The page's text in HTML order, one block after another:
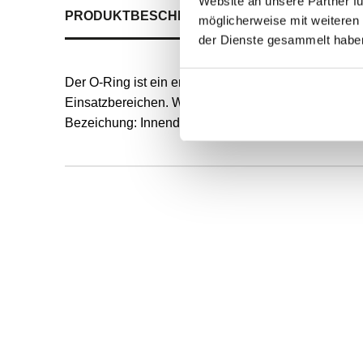
möglicherweise mit
der Dienste gesammelt
PRODUKTBESCHREIBUNGALLE
Der O-Ring ist ein endlos formvulkanisierter,
Einsatzbereichen. Werkstoff: NBR Die Härte wird
Bezeichung: Innendurchmesser und Schnurstärke